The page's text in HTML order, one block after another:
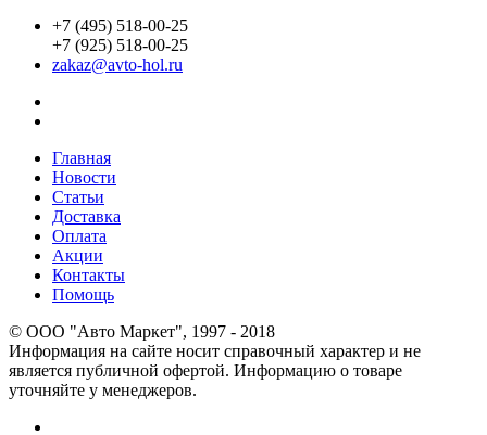
+7 (495) 518-00-25
+7 (925) 518-00-25
zakaz@avto-hol.ru
Главная
Новости
Статьи
Доставка
Оплата
Акции
Контакты
Помощь
© OOO "Авто Маркет", 1997 - 2018
Информация на сайте носит справочный характер и не
является публичной офертой. Информацию о товаре
уточняйте у менеджеров.